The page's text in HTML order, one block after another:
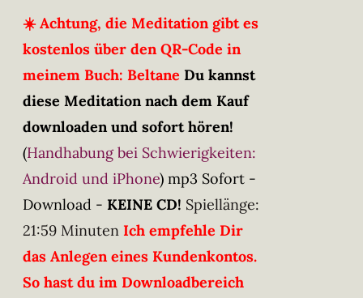
☀️ Achtung, die Meditation gibt es
kostenlos über den QR-Code in
meinem Buch: Beltane Du kannst
diese Meditation nach dem Kauf
downloaden und sofort hören!
(Handhabung bei Schwierigkeiten:
Android und iPhone) mp3 Sofort -
Download - KEINE CD! Spiellänge:
21:59 Minuten Ich empfehle Dir
das Anlegen eines Kundenkontos.
So hast du im Downloadbereich